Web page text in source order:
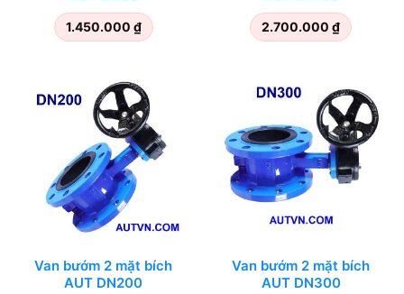
1.450.000 ₫ 2.700.000 ₫
Van bướm 2 mặt bích
AUT DN200
Van bướm 2 mặt bích
AUT DN300